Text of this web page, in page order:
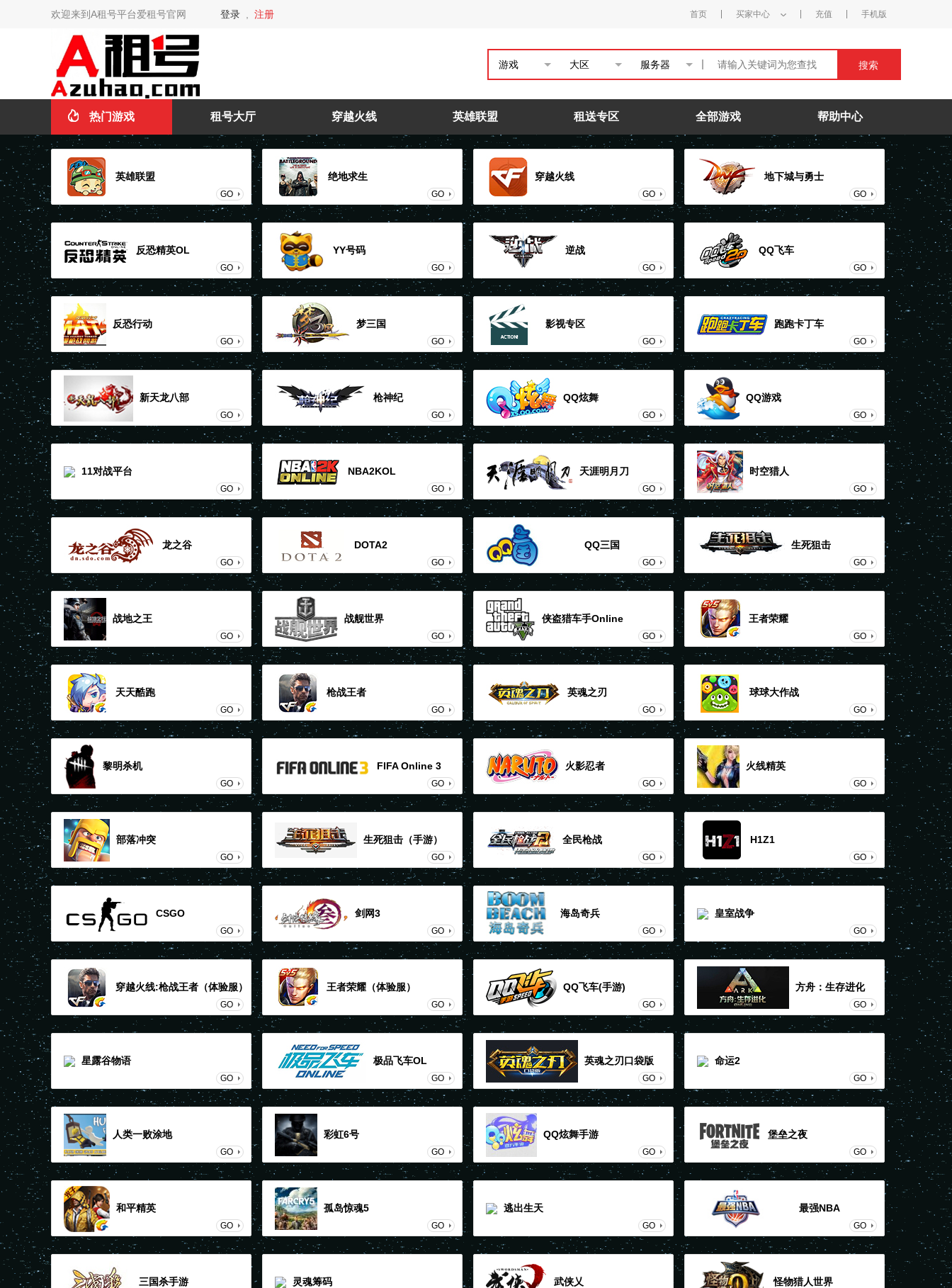
欢迎来到A租号平台爱租号官网 登录 注册 首页 买家中心 充值 手机版
游戏 大区 服务器 搜索
热门游戏 租号大厅 穿越火线 英雄联盟 租送专区 全部游戏 帮助中心
英雄联盟
GO
绝地求生
GO
穿越火线
GO
地下城与勇士
GO
反恐精英OL
GO
YY号码
GO
逆战
GO
QQ飞车
GO
反恐行动
GO
梦三国
GO
影视专区
GO
跑跑卡丁车
GO
新天龙八部
GO
枪神纪
GO
QQ炫舞
GO
QQ游戏
GO
11对战平台
GO
NBA2KOL
GO
天涯明月刀
GO
时空猎人
GO
龙之谷
GO
DOTA2
GO
QQ三国
GO
生死狙击
GO
战地之王
GO
战舰世界
GO
侠盗猎车手Online
GO
王者荣耀
GO
天天酷跑
GO
枪战王者
GO
英魂之刃
GO
球球大作战
GO
黎明杀机
GO
FIFA Online 3
GO
火影忍者
GO
火线精英
GO
部落冲突
GO
生死狙击（手游）
GO
全民枪战
GO
H1Z1
GO
CSGO
GO
剑网3
GO
海岛奇兵
GO
皇室战争
GO
穿越火线:枪战王者（体验服）
GO
王者荣耀（体验服）
GO
QQ飞车(手游)
GO
方舟：生存进化
GO
星露谷物语
GO
极品飞车OL
GO
英魂之刃口袋版
GO
命运2
GO
人类一败涂地
GO
彩虹6号
GO
QQ炫舞手游
GO
堡垒之夜
GO
和平精英
GO
孤岛惊魂5
GO
逃出生天
GO
最强NBA
GO
三国杀手游 灵魂筹码 武侠乂 怪物猎人世界